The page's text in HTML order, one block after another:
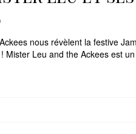
nous révèlent la festive
Mister Leu and the Ackees est